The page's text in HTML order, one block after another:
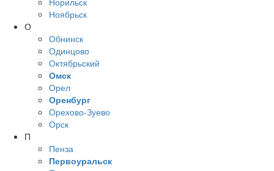
Ноябрьск
О
Обнинск
Одинцово
Октябрьский
Омск
Орел
Оренбург
Орехово-Зуево
Орск
П
Пенза
Первоуральск